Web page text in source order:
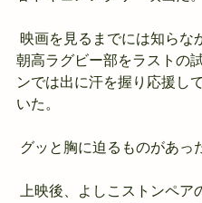
朝高ラグビー部をラストの
ンでは出に汗を握り応援し
いた。
グッと胸に迫るものがあっ